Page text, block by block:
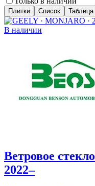
Плитки Список Таблица
В наличии
Ветровое стекло
2022–